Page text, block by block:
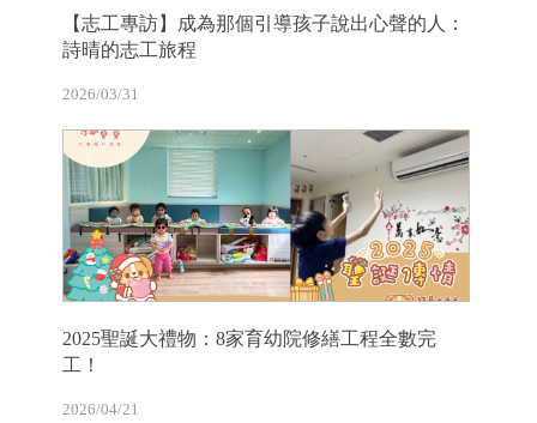
【志工專訪】成為那個引導孩子說出心聲的人：
詩晴的志工旅程
2026/03/31
2025聖誕大禮物：8家育幼院修繕工程全數完
工！
2026/04/21